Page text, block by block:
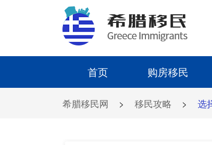
首页 购房移民
希腊移民网 > 移民攻略 > 选